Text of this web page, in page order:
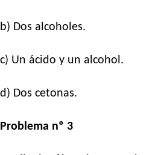
b) Dos alcoholes.
c) Un ácido y un alcohol.
d) Dos cetonas.
Problema nº 3